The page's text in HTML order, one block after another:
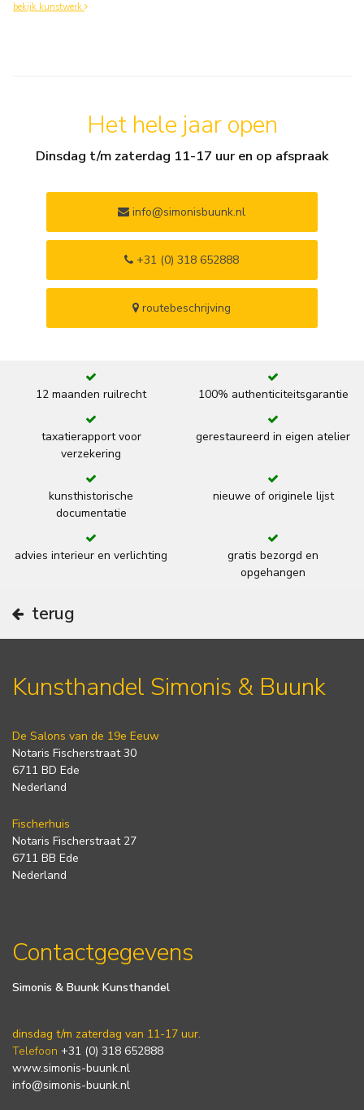
bekijk kunstwerk
Het hele jaar open
Dinsdag t/m zaterdag 11-17 uur en op afspraak
info@simonisbuunk.nl
+31 (0) 318 652888
routebeschrijving
12 maanden ruilrecht 100% authenticiteitsgarantie
taxatierapport voor
verzekering
gerestaureerd in eigen atelier
kunsthistorische
documentatie
nieuwe of originele lijst
advies interieur en verlichting
gratis bezorgd en
opgehangen
terug
Kunsthandel Simonis & Buunk
De Salons van de 19e Eeuw
Notaris Fischerstraat 30
6711 BD Ede
Nederland
Fischerhuis
Notaris Fischerstraat 27
6711 BB Ede
Nederland
Contactgegevens
Simonis & Buunk Kunsthandel
dinsdag t/m zaterdag van 11-17 uur.
Telefoon +31 (0) 318 652888
www.simonis-buunk.nl
info@simonis-buunk.nl